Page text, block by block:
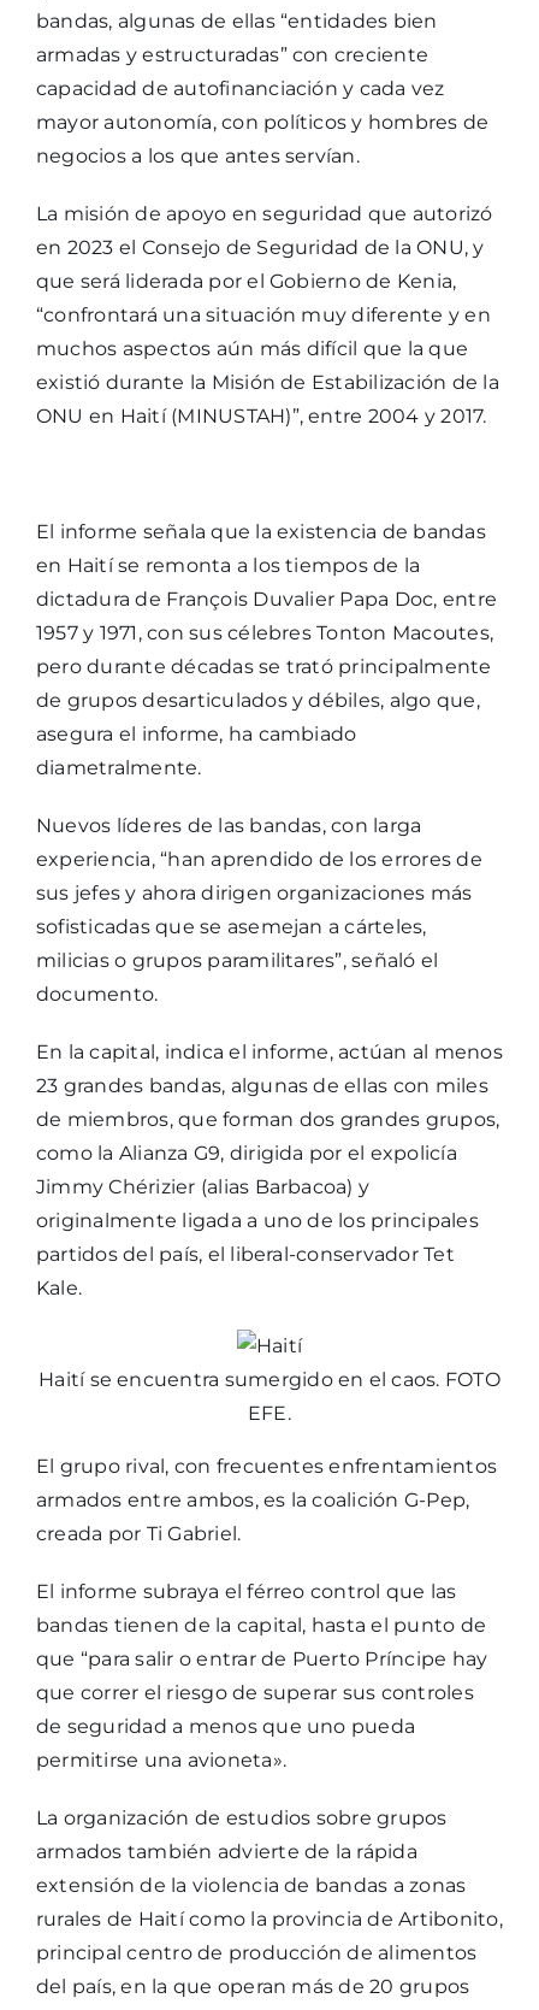
bandas, algunas de ellas “entidades bien
armadas y estructuradas” con creciente
capacidad de autofinanciación y cada vez
mayor autonomía, con políticos y hombres de
negocios a los que antes servían.
La misión de apoyo en seguridad que autorizó
en 2023 el Consejo de Seguridad de la ONU, y
que será liderada por el Gobierno de Kenia,
“confrontará una situación muy diferente y en
muchos aspectos aún más difícil que la que
existió durante la Misión de Estabilización de la
ONU en Haití (MINUSTAH)”, entre 2004 y 2017.
El informe señala que la existencia de bandas
en Haití se remonta a los tiempos de la
dictadura de François Duvalier Papa Doc, entre
1957 y 1971, con sus célebres Tonton Macoutes,
pero durante décadas se trató principalmente
de grupos desarticulados y débiles, algo que,
asegura el informe, ha cambiado
diametralmente.
Nuevos líderes de las bandas, con larga
experiencia, “han aprendido de los errores de
sus jefes y ahora dirigen organizaciones más
sofisticadas que se asemejan a cárteles,
milicias o grupos paramilitares”, señaló el
documento.
En la capital, indica el informe, actúan al menos
23 grandes bandas, algunas de ellas con miles
de miembros, que forman dos grandes grupos,
como la Alianza G9, dirigida por el expolicía
Jimmy Chérizier (alias Barbacoa) y
originalmente ligada a uno de los principales
partidos del país, el liberal-conservador Tet
Kale.
Haití se encuentra sumergido en el caos. FOTO
EFE.
El grupo rival, con frecuentes enfrentamientos
armados entre ambos, es la coalición G-Pep,
creada por Ti Gabriel.
El informe subraya el férreo control que las
bandas tienen de la capital, hasta el punto de
que “para salir o entrar de Puerto Príncipe hay
que correr el riesgo de superar sus controles
de seguridad a menos que uno pueda
permitirse una avioneta».
La organización de estudios sobre grupos
armados también advierte de la rápida
extensión de la violencia de bandas a zonas
rurales de Haití como la provincia de Artibonito,
principal centro de producción de alimentos
del país, en la que operan más de 20 grupos